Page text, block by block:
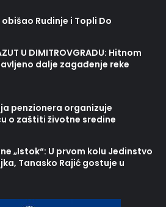
Rudinje i Topli Do
U DIMITROVGRADU: Hitnom
dalje zagađenje reke
penzionera organizuje
o zaštiti životne sredine
„Istok“: U prvom kolu Jedinstvo
Tanasko Rajić gostuje u